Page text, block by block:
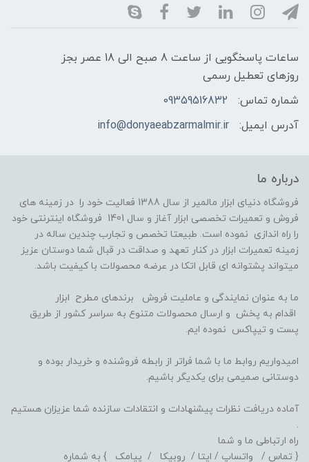
ساعات پاسخگویی از ساعت 8 صبح الی 18 عصر بجز
روزهای تعطیل رسمی
شماره تماس:
09359516832
آدرس ایمیل:
info@donyaeabzarmalmir.ir
درباره ما
فروشگاه دنیای ابزار مالمیر از سال 1388 فعالیت خود را در زمینه های
فروش و تعمیرات تخصصی ابزار آغاز و سال 1401 فروشگاه اینترنتی خود
را راه اندازی نموده است. طبیعتا تخصص و تجارب چندین ساله در
زمینه تعمیرات ابزار در کنار تعهد و صداقت در قبال شما دوستان عزیز
میتواند پشتوانه ای قابل اتکا در عرضه محصولات با کیفیت باشد.
ما به عنوان نمایندگی و عاملیت فروش برندهای مطرح ابزار
اقدام به پخش و ارسال محصولات متنوع به سراسر کشور از طریق
پست و تیپاکس نموده ایم.
امیدواریم روابط ما با شما فراتر از رابطه فروشنده و خریدار بوده و
دوستانی صمیمی برای یکدیگر باشیم.
آماده دریافت نظرات پیشنهادات و انتقادات سازنده شما عزیزان هستیم
.
راه ارتباطی ما و شما
{ تماس / واتساپ / ایتا / روبیکا / پیامک } به شماره